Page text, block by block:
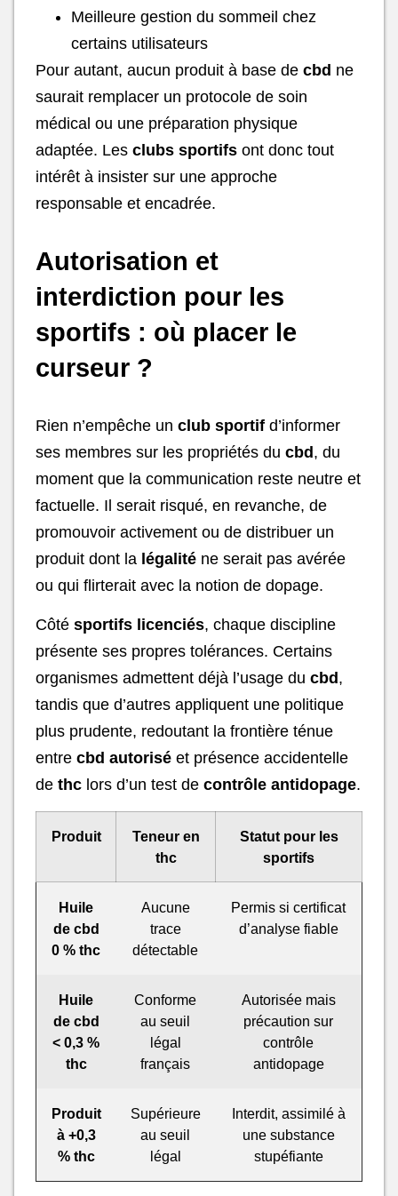
Meilleure gestion du sommeil chez
certains utilisateurs
Pour autant, aucun produit à base de cbd ne
saurait remplacer un protocole de soin
médical ou une préparation physique
adaptée. Les clubs sportifs ont donc tout
intérêt à insister sur une approche
responsable et encadrée.
Autorisation et
interdiction pour les
sportifs : où placer le
curseur ?
Rien n’empêche un club sportif d’informer
ses membres sur les propriétés du cbd, du
moment que la communication reste neutre et
factuelle. Il serait risqué, en revanche, de
promouvoir activement ou de distribuer un
produit dont la légalité ne serait pas avérée
ou qui flirterait avec la notion de dopage.
Côté sportifs licenciés, chaque discipline
présente ses propres tolérances. Certains
organismes admettent déjà l’usage du cbd ,
tandis que d’autres appliquent une politique
plus prudente, redoutant la frontière ténue
entre cbd autorisé et présence accidentelle
de thc lors d’un test de contrôle antidopage.
Produit
Teneur en
thc
Statut pour les
sportifs
Huile
de cbd
0 % thc
Aucune
trace
détectable
Permis si certificat
d’analyse fiable
Huile
de cbd
< 0,3 %
thc
Conforme
au seuil
légal
français
Autorisée mais
précaution sur
contrôle
antidopage
Produit
à +0,3
% thc
Supérieure
au seuil
légal
Interdit, assimilé à
une substance
stupéfiante